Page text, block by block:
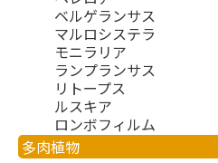
ベルゲランサス
マルロシステラ
モニラリア
ランプランサス
リトープス
ルスキア
ロンボフィルム
多肉植物